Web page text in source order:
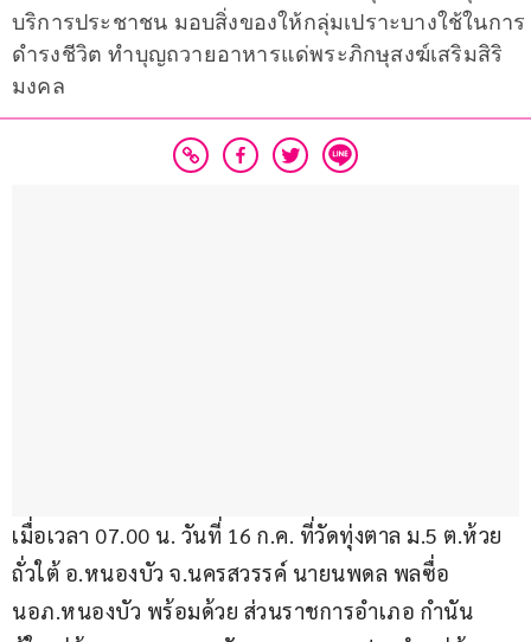
บริการประชาชน มอบสิ่งของให้กลุ่มเปราะบางใช้ในการ
ดำรงชีวิต ทำบุญถวายอาหารแด่พระภิกษุสงฆ์เสริมสิริ
มงคล
เมื่อเวลา 07.00 น. วันที่ 16 ก.ค. ที่วัดทุ่งตาล ม.5 ต.ห้วย
ถั่วใต้ อ.หนองบัว จ.นครสวรรค์ นายนพดล พลซื่อ
นอภ.หนองบัว พร้อมด้วย ส่วนราชการอำเภอ กำนัน